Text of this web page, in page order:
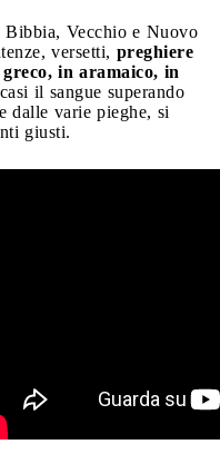
Bibbia, Vecchio e Nuovo
versetti, preghiere
in aramaico, in
il sangue superando
dalle varie pieghe, si
giusti.